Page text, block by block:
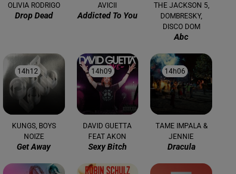
OLIVIA RODRIGO
Drop Dead
AVICII
Addicted To You
THE JACKSON 5,
DOMBRESKY,
DISCO DOM
Abc
14h12
14h12
KUNGS, BOYS
NOIZE
Get Away
14h09
14h09
DAVID GUETTA
FEAT AKON
Sexy Bitch
14h06
14h06
TAME IMPALA &
JENNIE
Dracula